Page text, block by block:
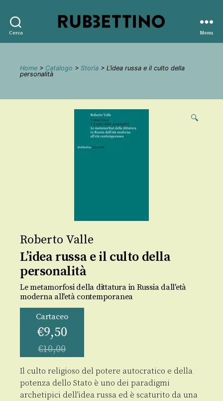
Cerca
editore
Menu
Home > Catalogo > Storia > L’idea russa e il culto della
personalità
🔍
Roberto Valle
L’idea russa e il culto della
personalità
Le metamorfosi della dittatura in Russia dall'età
moderna all'età contemporanea
Cartaceo
€9,50
€10,00
Il culto religioso del potere autocratico e della
potenza dello Stato è uno dei paradigmi
archetipici dell’idea russa ed è scaturito da una